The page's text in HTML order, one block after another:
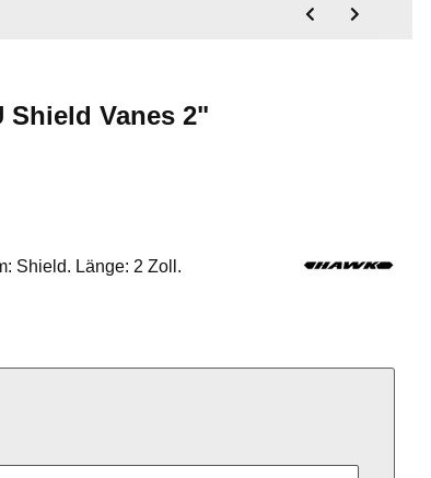
Shield Vanes 2"
Shield. Länge: 2 Zoll.